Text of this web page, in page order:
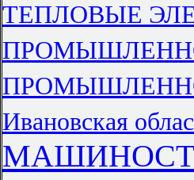
ТЕПЛОВЫЕ
Ивановская